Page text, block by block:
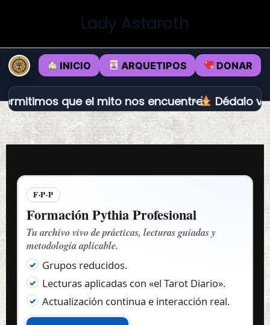
Lady Astaroth
INICIO ARQUETIPOS DONAR
que el mito nos encuentre. Dédalo vs Loki:
F·P·P
Formación Pythia Profesional
Tu archivo vivo de prácticas, lecturas guiadas y
metodología aplicable.
Grupos reducidos.
Lecturas aplicadas con «el Tarot Diario».
Actualización continua e interacción real.